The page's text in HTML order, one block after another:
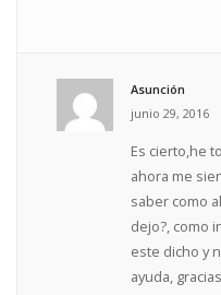
Asunción
junio 29, 2016
Es cierto,he
ahora me
saber como
dejo?, como
este dicho y
ayuda,